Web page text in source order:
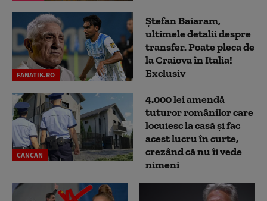
FANATIK.RO
Ștefan Baiaram,
ultimele detalii despre
transfer. Poate pleca de
la Craiova în Italia!
Exclusiv
CANCAN
4.000 lei amendă
tuturor românilor care
locuiesc la casă și fac
acest lucru în curte,
crezând că nu îi vede
nimeni